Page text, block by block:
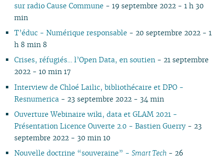
sur radio Cause Commune - 19 septembre 2022 - 1 h 30
min
T’éduc - Numérique responsable - 20 septembre 2022 - 1
h 8 min 8
Crises, réfugiés… l’Open Data, en soutien - 21 septembre
2022 - 10 min 17
Interview de Chloé Lailic, bibliothécaire et DPO -
Resnumerica - 23 septembre 2022 - 34 min
Ouverture Webinaire wiki, data et GLAM 2021 -
Présentation Licence Ouverte 2.0 - Bastien Guerry- 23
septembre 2022 - 30 min 10
Nouvelle doctrine “souveraine” - Smart Tech- 26